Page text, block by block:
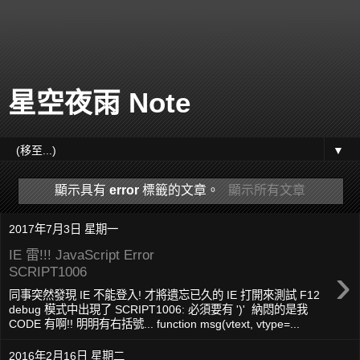
星空夜雨 Note
▼
顯示具有error 標籤的文章。 顯示所有文章
2017年7月3日 星期一
IE 雷!!! JavaScript Error
SCRIPT1006
›
同事突然發現 IE 不能登入! 才將遺忘已久的 IE 打開來測試 F12
debug 模式中出現了 SCRIPT1006: 必須要有 ')' 納悶的是我
CODE 有啊!! 明明有右括號... function msg(vtext, vtype=...
2016年2月16日 星期二